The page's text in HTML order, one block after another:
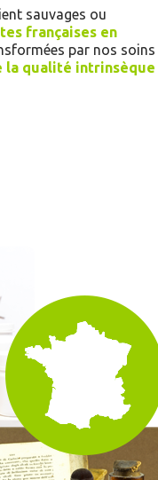
sauvages ou
françaises en
par nos soins
la qualité intrinsèque